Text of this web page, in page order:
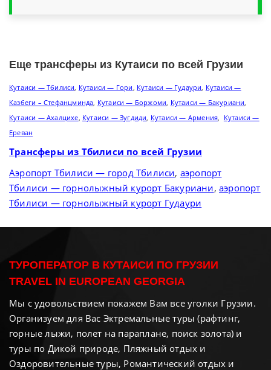
Еще трансферы из Кутаиси по всей Грузии
Кутаиси — Тбилиси, Кутаиси — Гори, Кутаиси — Гудаури, Кутаиси —
Казбеги – Стефанцминда, Кутаиси — Боржоми, Кутаиси — Бакуриани,
Кутаиси — Ахалцихе, Кутаиси — Зугдиди, Кутаиси — Армения, Кутаиси —
Ереван
Трансферы из Тбилиси по всей Грузии
Аэропорт Тбилиси — город Тбилиси, аэропорт
Тбилиси — горнолыжный курорт Бакуриани,аэропорт
Тбилиси — горнолыжный курорт Гудаури
ТУРОПЕРАТОР В КУТАИСИ ПО ГРУЗИИ
TRAVEL IN EUROPEAN GEORGIA
Мы с удовольствием покажем Вам все уголки Грузии.
Организуем для Вас Эктремальные туры (рафтинг,
горные лыжи, полет на параплане, поиск золота) и
туры по Дикой природе, Пляжный отдых и
Оздоровительные туры, Романтический отдых и